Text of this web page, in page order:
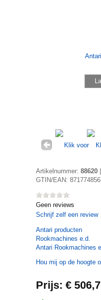
Artikelnummer: 88620
GTIN/EAN:
Geen reviews
Schrijf zelf een review
Antari producten
Rookmachines e.d.
Antari Rookmachines
Hou mij op de hoogte
Prijs: €